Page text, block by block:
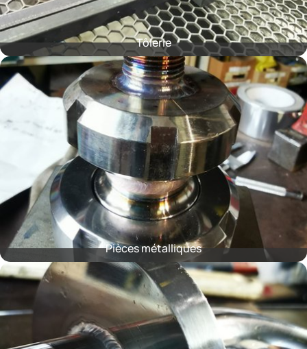
Tôlerie
Pièces métalliques